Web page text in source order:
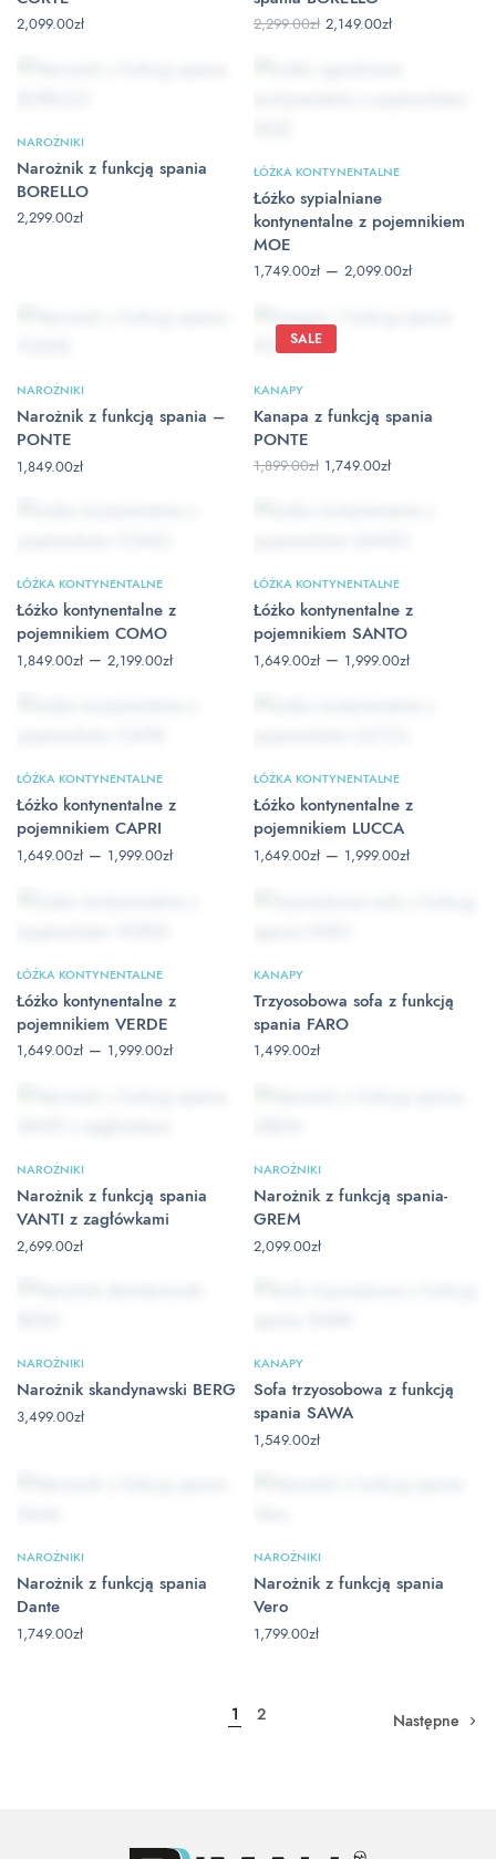
2,099.00zł 2,299.00zł Pierwotna
cena
2,149.00złAktualna
NAROŻNIKI
Narożnik z funkcją spania
BORELLO
2,299.00zł
ŁÓŻKA KONTYNENTALNE
Łóżko sypialniane
kontynentalne z pojemnikiem
MOE
1,749.00zł – 2,099.00złZakres cen:
NAROŻNIKI
Narożnik z funkcją spania –
PONTE
1,849.00zł
SALE
KANAPY
Kanapa z funkcją spania
PONTE
1,899.00zł Pierwotna
cena
1,749.00złAktualna
ŁÓŻKA KONTYNENTALNE
Łóżko kontynentalne z
pojemnikiem COMO
1,849.00zł – 2,199.00złZakres
ŁÓŻKA KONTYNENTALNE
Łóżko kontynentalne z
pojemnikiem SANTO
1,649.00zł – 1,999.00złZakres
ŁÓŻKA KONTYNENTALNE
Łóżko kontynentalne z
pojemnikiem CAPRI
1,649.00zł – 1,999.00złZakres
ŁÓŻKA KONTYNENTALNE
Łóżko kontynentalne z
pojemnikiem LUCCA
1,649.00zł – 1,999.00złZakres
ŁÓŻKA KONTYNENTALNE
Łóżko kontynentalne z
pojemnikiem VERDE
1,649.00zł – 1,999.00złZakres
KANAPY
Trzyosobowa sofa z funkcją
spania FARO
1,499.00zł
NAROŻNIKI
Narożnik z funkcją spania
VANTI z zagłówkami
2,699.00zł
NAROŻNIKI
Narożnik z funkcją spania-
GREM
2,099.00zł
NAROŻNIKI
Narożnik skandynawski BERG
3,499.00zł
KANAPY
Sofa trzyosobowa z funkcją
spania SAWA
1,549.00zł
NAROŻNIKI
Narożnik z funkcją spania
Dante
1,749.00zł
NAROŻNIKI
Narożnik z funkcją spania
Vero
1,799.00zł
1 2 Następne